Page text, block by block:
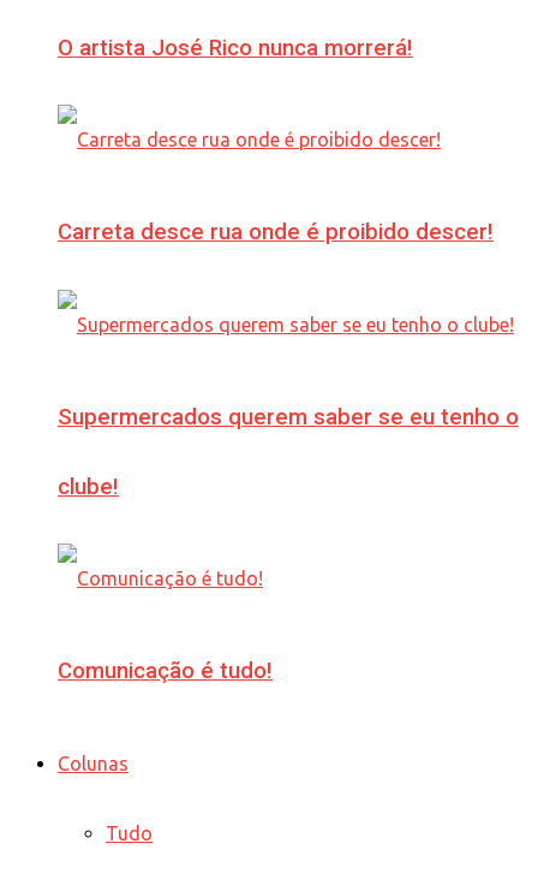
O artista José Rico nunca morrerá!
Carreta desce rua onde é proibido descer!
Supermercados querem saber se eu tenho o
clube!
Comunicação é tudo!
Colunas
Tudo